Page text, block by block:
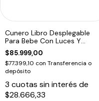
Cunero Libro Desplegable
Para Bebe Con Luces Y
Musica
$85.999,00
$77.399,10 con Transferencia o
depósito
3 cuotas sin interés de
$28.666,33